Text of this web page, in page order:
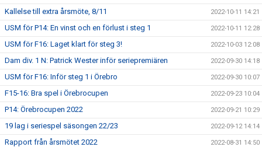
Kallelse till extra årsmöte, 8/11 2022-10-11 14:21
USM för P14: En vinst och en förlust i steg 1 2022-10-11 12:28
USM för F16: Laget klart för steg 3! 2022-10-03 12:08
Dam div. 1 N: Patrick Wester inför seriepremiären 2022-09-30 14:18
USM för F16: Inför steg 1 i Örebro 2022-09-30 10:07
F15-16: Bra spel i Örebrocupen 2022-09-23 10:04
P14: Örebrocupen 2022 2022-09-21 10:29
19 lag i seriespel säsongen 22/23 2022-09-12 14:14
Rapport från årsmötet 2022 2022-08-31 14:50